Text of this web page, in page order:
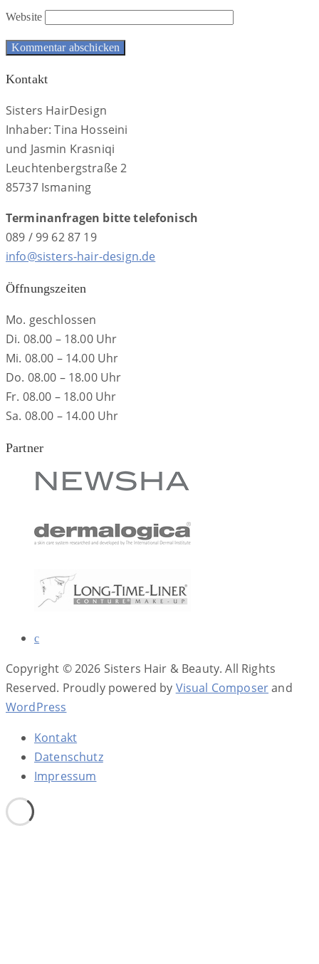
Website
Kontakt
Sisters HairDesign
Inhaber: Tina Hosseini
und Jasmin Krasniqi
Leuchtenbergstraße 2
85737 Ismaning
Terminanfragen bitte telefonisch
089 / 99 62 87 19
info@sisters-hair-design.de
Öffnungszeiten
Mo. geschlossen
Di. 08.00 – 18.00 Uhr
Mi. 08.00 – 14.00 Uhr
Do. 08.00 – 18.00 Uhr
Fr. 08.00 – 18.00 Uhr
Sa. 08.00 – 14.00 Uhr
Partner
Copyright © 2026 Sisters Hair & Beauty. All Rights
Reserved. Proudly powered by Visual Composerand
WordPress
Kontakt
Datenschutz
Impressum